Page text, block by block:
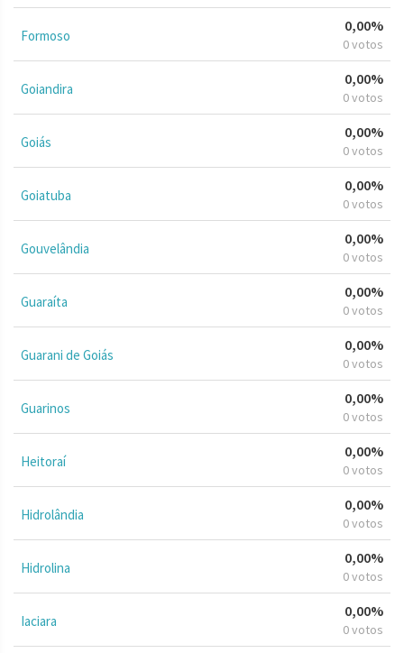
Formoso
0,00%
0 votos
Goiandira
0,00%
0 votos
Goiás
0,00%
0 votos
Goiatuba
0,00%
0 votos
Gouvelândia
0,00%
0 votos
Guaraíta
0,00%
0 votos
Guarani de Goiás
0,00%
0 votos
Guarinos
0,00%
0 votos
Heitoraí
0,00%
0 votos
Hidrolândia
0,00%
0 votos
Hidrolina
0,00%
0 votos
Iaciara
0,00%
0 votos